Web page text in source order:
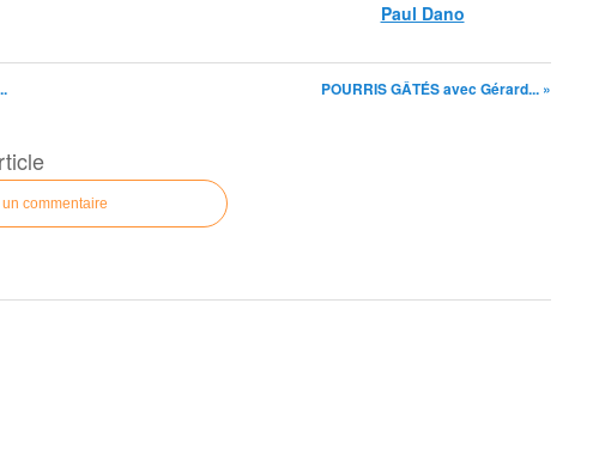
Paul Dano
POURRIS GÂTÉS avec Gérard... »
commentaire